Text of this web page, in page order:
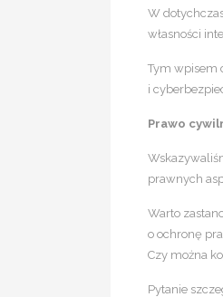
W
własności
Tym wpisem
i
Prawo
prawnych
Warto
o ochronę
Czy można
Pytanie